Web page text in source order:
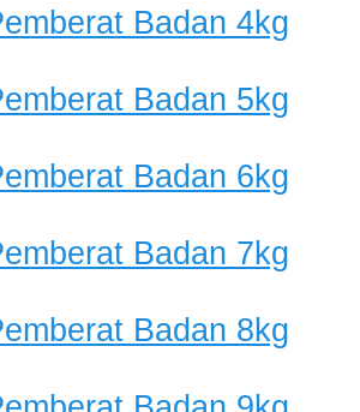
Badan 4kg
Badan 5kg
Badan 6kg
Badan 7kg
Badan 8kg